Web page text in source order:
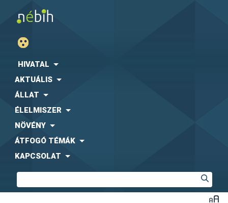
HIVATAL
AKTUÁLIS
ÁLLAT
ÉLELMISZER
NÖVÉNY
ÁTFOGÓ TÉMÁK
KAPCSOLAT